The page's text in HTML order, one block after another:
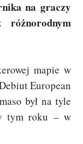
na graczy
mapie w
European
był na tyle
tym roku – w